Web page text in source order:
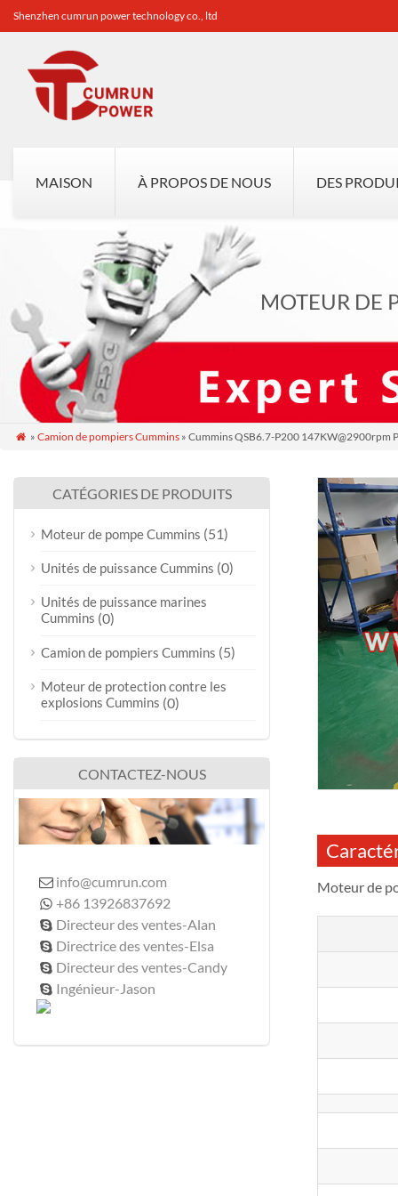
Shenzhen cumrun power technology co., ltd
MAISON À PROPOS DE NOUS DES
MOTEUR DE
 » Camion de pompiers Cummins » Cummins QSB6.7-P200 147KW@2900rpm
Moteur de
CATÉGORIES DE PRODUITS
Moteur de pompe Cummins (51)
Unités de puissance Cummins (0)
Unités de puissance marines
Cummins (0)
Camion de pompiers Cummins (5)
Moteur de protection contre les
explosions Cummins (0)
CONTACTEZ-NOUS
 info@cumrun.com
 +86 13926837692
 Directeur des ventes-Alan
 Directrice des ventes-Elsa
 Directeur des ventes-Candy
 Ingénieur-Jason